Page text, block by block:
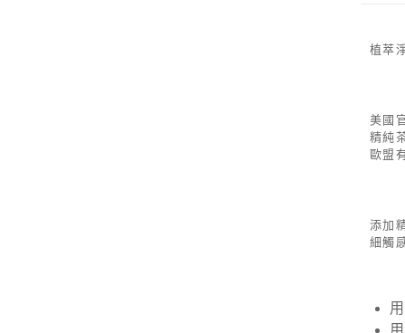
植萃
美國
精純
歐盟
添加
細觸